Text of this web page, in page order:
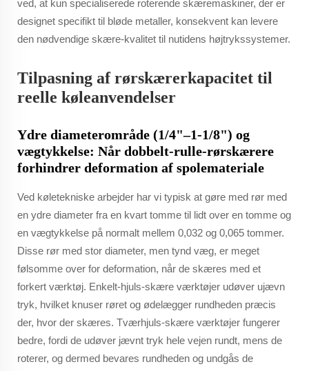
ved, at kun specialiserede roterende skæremaskiner, der er
designet specifikt til bløde metaller, konsekvent kan levere
den nødvendige skære-kvalitet til nutidens højtrykssystemer.
Tilpasning af rørskærerkapacitet til
reelle køleanvendelser
Ydre diameterområde (1/4"–1-1/8") og
vægtykkelse: Når dobbelt-rulle-rørskærere
forhindrer deformation af spolemateriale
Ved køletekniske arbejder har vi typisk at gøre med rør med
en ydre diameter fra en kvart tomme til lidt over en tomme og
en vægtykkelse på normalt mellem 0,032 og 0,065 tommer.
Disse rør med stor diameter, men tynd væg, er meget
følsomme over for deformation, når de skæres med et
forkert værktøj. Enkelt-hjuls-skære værktøjer udøver ujævn
tryk, hvilket knuser røret og ødelægger rundheden præcis
der, hvor der skæres. Tværhjuls-skære værktøjer fungerer
bedre, fordi de udøver jævnt tryk hele vejen rundt, mens de
roterer, og dermed bevares rundheden og undgås de